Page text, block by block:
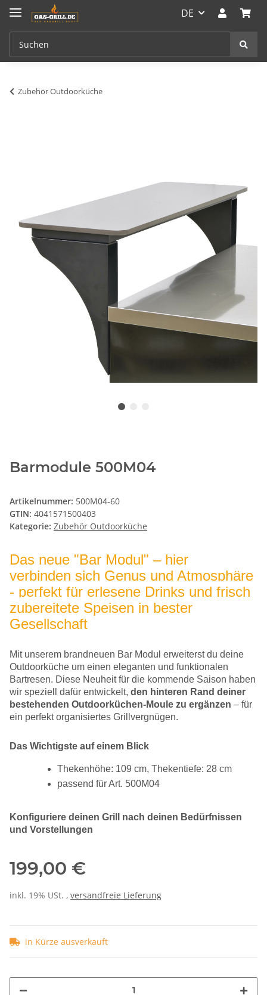
DE
Zubehör Outdoorküche
Barmodule 500M04
Artikelnummer: 500M04-60
GTIN: 4041571500403
Kategorie: Zubehör Outdoorküche
Das neue "Bar Modul" – hier
verbinden sich Genus und Atmosphäre
- perfekt für erlesene Drinks und frisch
zubereitete Speisen in bester
Gesellschaft
Mit unserem brandneuen Bar Modul erweiterst du deine
Outdoorküche um einen eleganten und funktionalen
Bartresen. Diese Neuheit für die kommende Saison haben
wir speziell dafür entwickelt, den hinteren Rand deiner
bestehenden Outdoorküchen-Moule zu ergänzen – für
ein perfekt organisiertes Grillvergnügen.
Das Wichtigste auf einem Blick
Thekenhöhe: 109 cm, Thekentiefe: 28 cm
passend für Art. 500M04
Konfiguriere deinen Grill nach deinen Bedürfnissen
und Vorstellungen
199,00 €
inkl. 19% USt. , versandfreie Lieferung
in Kürze ausverkauft